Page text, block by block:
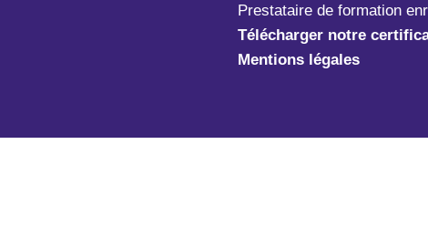
Prestataire de formation
Télécharger notre
Mentions légales